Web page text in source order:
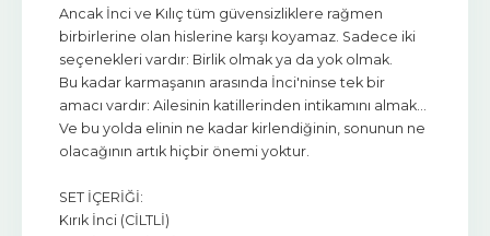
Ancak İnci ve Kılıç tüm güvensizliklere rağmen
birbirlerine olan hislerine karşı koyamaz. Sadece iki
seçenekleri vardır: Birlik olmak ya da yok olmak.
Bu kadar karmaşanın arasında İnci'ninse tek bir
amacı vardır: Ailesinin katillerinden intikamını almak...
Ve bu yolda elinin ne kadar kirlendiğinin, sonunun ne
olacağının artık hiçbir önemi yoktur.
SET İÇERİĞİ:
Kırık İnci (CİLTLİ)